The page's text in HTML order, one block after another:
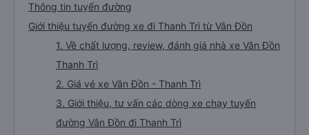
Thông tin tuyến đường
Giới thiệu tuyến đường xe đi Thanh Trì từ Vân Đồn
1. Về chất lượng, review, đánh giá nhà xe Vân Đồn
Thanh Trì
2. Giá vé xe Vân Đồn - Thanh Trì
3. Giới thiệu, tư vấn các dòng xe chạy tuyến
đường Vân Đồn đi Thanh Trì